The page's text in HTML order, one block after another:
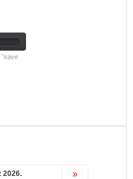
"save
2026. »